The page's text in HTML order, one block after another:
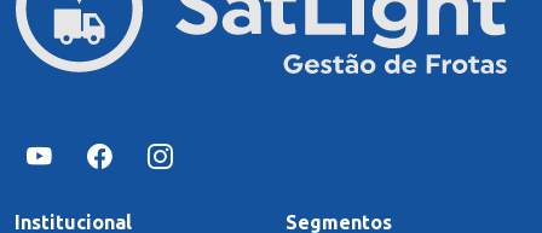
Institucional Segmentos